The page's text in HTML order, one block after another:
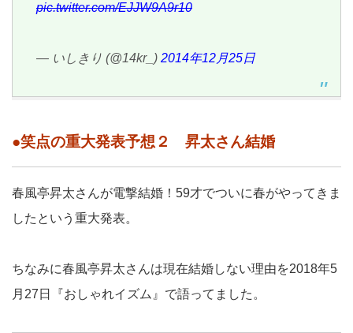
pic.twitter.com/EJJW9A9r10
— いしきり (@14kr_) 2014年12月25日
●笑点の重大発表予想２ 昇太さん結婚
春風亭昇太さんが電撃結婚！59才でついに春がやってきま
したという重大発表。
ちなみに春風亭昇太さんは現在結婚しない理由を2018年5
月27日『おしゃれイズム』で語ってました。